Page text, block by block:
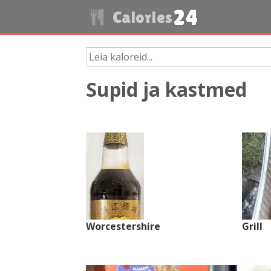
Calories24
Supid ja kastmed
Worcestershire Grill